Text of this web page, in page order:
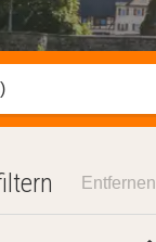
Hotel suchen
Entfernen